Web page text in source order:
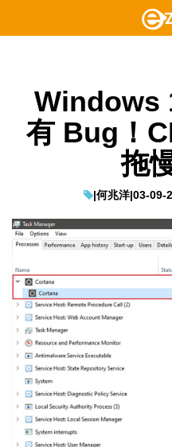
Windows
有 Bug！
拖
|何兆洋|03-09-